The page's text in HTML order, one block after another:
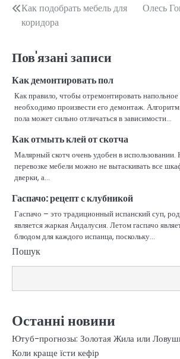
Навігація
записів
Как подобрать мебель для
коридора
Олесь
Пов'язані записи
Как демонтировать пол
Как правило, чтобы отремонтировать
необходимо произвести его демонтаж.
пола может сильно отличаться в зависимости…
Как отмыть клей от скотча
Малярный скотч очень удобен в
перевозке мебели можно не вытаскивать все
дверки, а…
Гаспачо: рецепт с клубникой
Гаспачо – это традиционный испанский суп,
является жаркая Андалусия. Летом гаспачо
блюдом для каждого испанца, поскольку…
Пошук
Останні новини
Ютуб-прогнозы: Золотая Жила или
Коли краще їсти кефір